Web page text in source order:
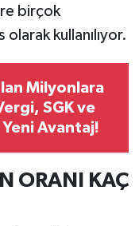
birçok
kullanılıyor.
Milyonlara
SGK ve
Avantaj!
ORANI KAÇ